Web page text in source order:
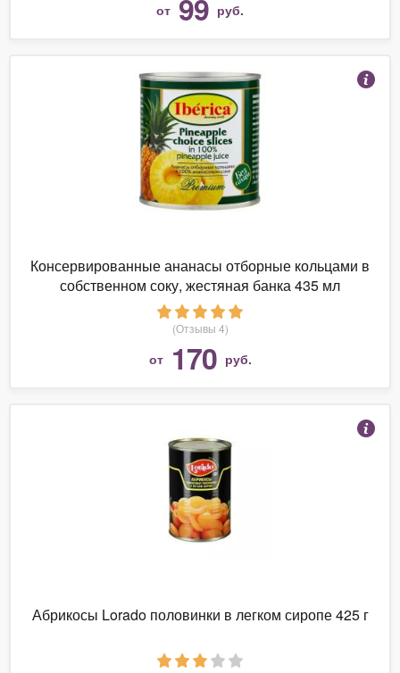
от 99 руб.
Консервированные ананасы отборные кольцами в
собственном соку, жестяная банка 435 мл
(Отзывы 4)
от 170 руб.
Абрикосы Lorado половинки в легком сиропе 425 г